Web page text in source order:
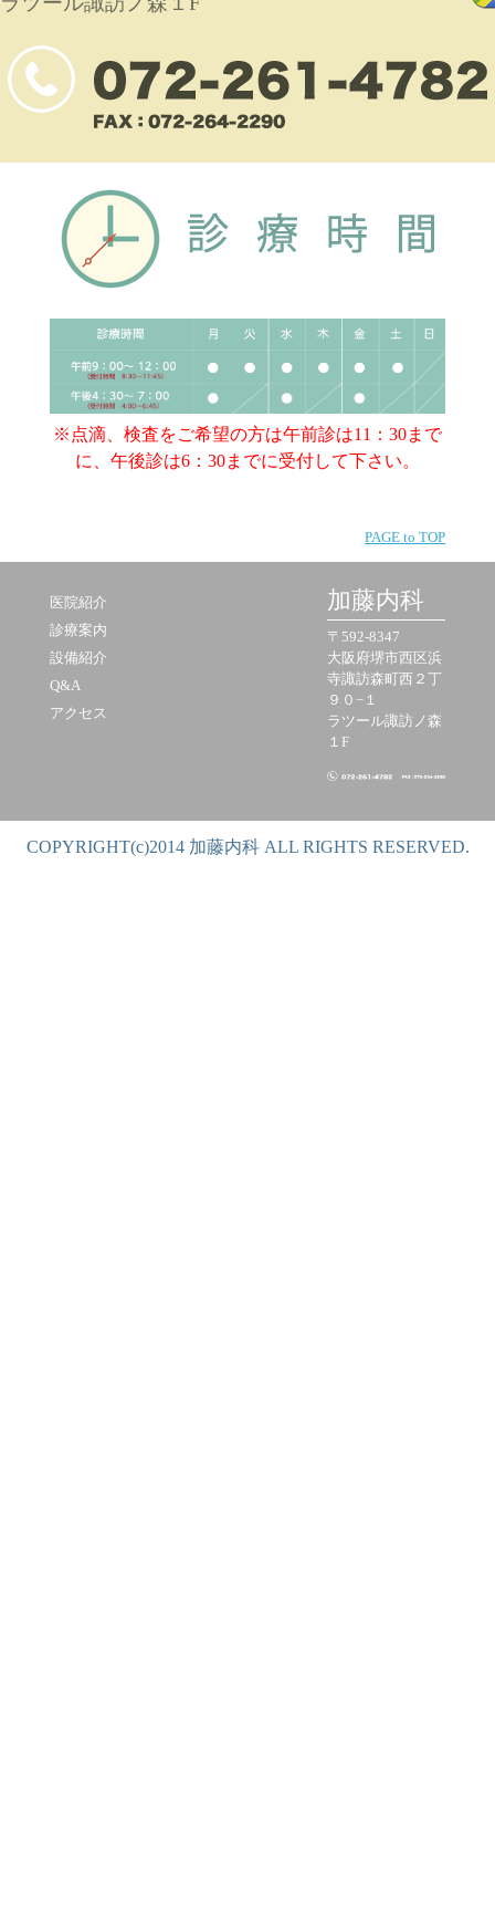
※点滴、検査をご希望の方は午前診は11：30まで
に、午後診は6：30までに受付して下さい。
PAGE to TOP
医院紹介
診療案内
設備紹介
Q&A
アクセス
加藤内科
〒592-8347
大阪府堺市西区浜
寺諏訪森町西２丁
９０−１
ラツール諏訪ノ森
１F
COPYRIGHT(c)2014 加藤内科 ALL RIGHTS RESERVED.